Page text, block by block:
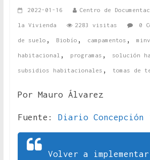
2022-01-16 Centro de
la Vivienda 2283 visitas 0
de suelo , Biobío , campamentos ,
habitacional , programas , solución
subsidios habitacionales , tomas de
Por Mauro Álvarez
Fuente: Diario Concepción
Volver a